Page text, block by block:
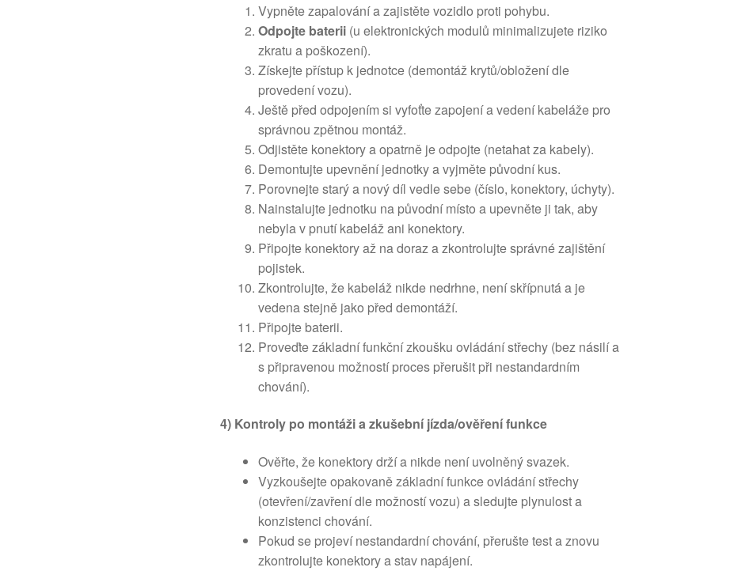
Vypněte zapalování a zajistěte vozidlo proti pohybu.
Odpojte baterii (u elektronických modulů minimalizujete riziko
zkratu a poškození).
Získejte přístup k jednotce (demontáž krytů/obložení dle
provedení vozu).
Ještě před odpojením si vyfoťte zapojení a vedení kabeláže pro
správnou zpětnou montáž.
Odjistěte konektory a opatrně je odpojte (netahat za kabely).
Demontujte upevnění jednotky a vyjměte původní kus.
Porovnejte starý a nový díl vedle sebe (číslo, konektory, úchyty).
Nainstalujte jednotku na původní místo a upevněte ji tak, aby
nebyla v pnutí kabeláž ani konektory.
Připojte konektory až na doraz a zkontrolujte správné zajištění
pojistek.
Zkontrolujte, že kabeláž nikde nedrhne, není skřípnutá a je
vedena stejně jako před demontáží.
Připojte baterii.
Proveďte základní funkční zkoušku ovládání střechy (bez násilí a
s připravenou možností proces přerušit při nestandardním
chování).
4) Kontroly po montáži a zkušební jízda/ověření funkce
Ověřte, že konektory drží a nikde není uvolněný svazek.
Vyzkoušejte opakovaně základní funkce ovládání střechy
(otevření/zavření dle možností vozu) a sledujte plynulost a
konzistenci chování.
Pokud se projeví nestandardní chování, přerušte test a znovu
zkontrolujte konektory a stav napájení.